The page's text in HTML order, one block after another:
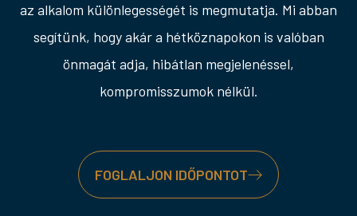
az alkalom különlegességét is megmutatja. Mi abban
segítünk, hogy akár a hétköznapokon is valóban
önmagát adja, hibátlan megjelenéssel,
kompromisszumok nélkül.
FOGLALJON IDŐPONTOT